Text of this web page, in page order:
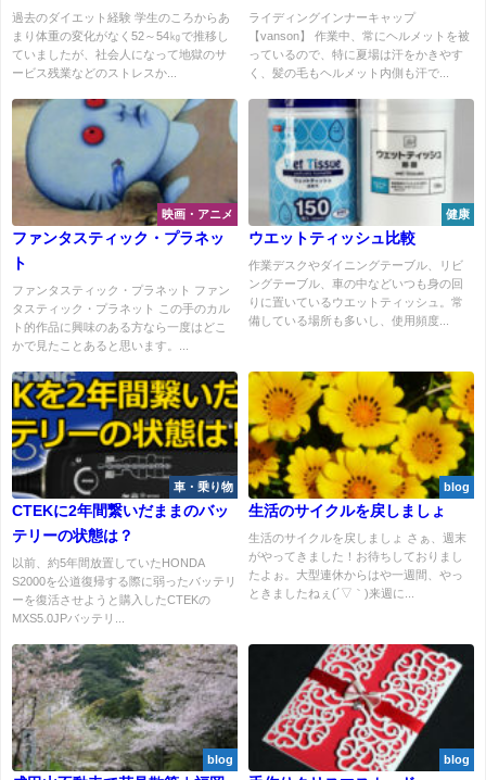
過去のダイエット経験 学生のころからあ
まり体重の変化がなく52～54㎏で推移し
ていましたが、社会人になって地獄のサ
ービス残業などのストレスか...
ライディングインナーキャップ
【vanson】 作業中、常にヘルメットを被
っているので、特に夏場は汗をかきやす
く、髪の毛もヘルメット内側も汗で...
映画・アニメ
ファンタスティック・プラネッ
ト
ファンタスティック・プラネット ファン
タスティック・プラネット この手のカル
ト的作品に興味のある方なら一度はどこ
かで見たことあると思います。...
健康
ウエットティッシュ比較
作業デスクやダイニングテーブル、リビ
ングテーブル、車の中などいつも身の回
りに置いているウエットティッシュ。常
備している場所も多いし、使用頻度...
車・乗り物
CTEKに2年間繋いだままのバッ
テリーの状態は？
以前、約5年間放置していたHONDA
S2000を公道復帰する際に弱ったバッテリ
ーを復活させようと購入したCTEKの
MXS5.0JPバッテリ...
blog
生活のサイクルを戻しましょ
生活のサイクルを戻しましょ さぁ、週末
がやってきました！お待ちしておりまし
たよぉ。大型連休からはや一週間、やっ
ときましたねぇ(´▽｀)来週に...
blog blog